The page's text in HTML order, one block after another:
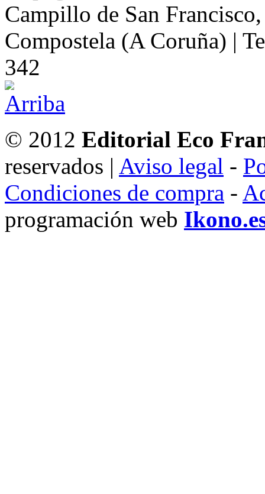
Campillo de San
Compostela (A Coruña) |
342
© 2012 Editorial Eco
reservados | Aviso legal -
Condiciones de compra -
programación web